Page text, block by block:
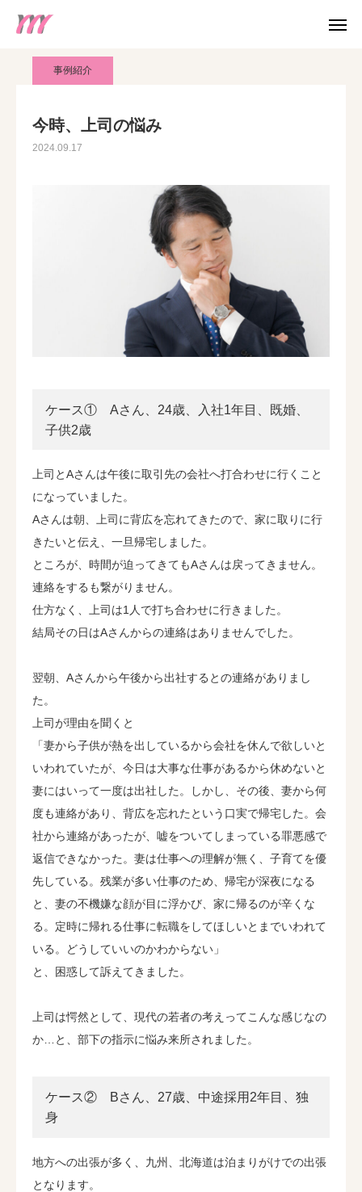
blog
事例紹介
今時、上司の悩み
2024.09.17
ケース① Aさん、24歳、入社1年目、既婚、
子供2歳
上司とAさんは午後に取引先の会社へ打合わせに行くこと
になっていました。
Aさんは朝、上司に背広を忘れてきたので、家に取りに行
きたいと伝え、一旦帰宅しました。
ところが、時間が迫ってきてもAさんは戻ってきません。
連絡をするも繋がりません。
仕方なく、上司は1人で打ち合わせに行きました。
結局その日はAさんからの連絡はありませんでした。
翌朝、Aさんから午後から出社するとの連絡がありまし
た。
上司が理由を聞くと
「妻から子供が熱を出しているから会社を休んで欲しいと
いわれていたが、今日は大事な仕事があるから休めないと
妻にはいって一度は出社した。しかし、その後、妻から何
度も連絡があり、背広を忘れたという口実で帰宅した。会
社から連絡があったが、嘘をついてしまっている罪悪感で
返信できなかった。妻は仕事への理解が無く、子育てを優
先している。残業が多い仕事のため、帰宅が深夜になる
と、妻の不機嫌な顔が目に浮かび、家に帰るのが辛くな
る。定時に帰れる仕事に転職をしてほしいとまでいわれて
いる。どうしていいのかわからない」
と、困惑して訴えてきました。
上司は愕然として、現代の若者の考えってこんな感じなの
か…と、部下の指示に悩み来所されました。
ケース② Bさん、27歳、中途採用2年目、独
身
地方への出張が多く、九州、北海道は泊まりがけでの出張
となります。
電話予約
会社情報